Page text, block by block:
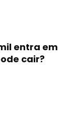
entra em
cair?